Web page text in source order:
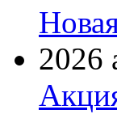
2026